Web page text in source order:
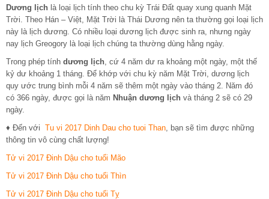
Dương lịch là loại lịch tính theo chu kỳ Trái Đất quay xung quanh Mặt
Trời. Theo Hán – Việt, Mặt Trời là Thái Dương nên ta thường gọi loại lịch
này là lịch dương. Có nhiều loại dương lịch được sinh ra, nhưng ngày
nay lịch Greogory là loại lịch chúng ta thường dùng hằng ngày.
Trong phép tính dương lịch , cứ 4 năm dư ra khoảng một ngày, một thế
kỷ dư khoảng 1 tháng. Để khớp với chu kỳ năm Mặt Trời, dương lịch
quy ước trung bình mỗi 4 năm sẽ thêm một ngày vào tháng 2. Năm đó
có 366 ngày, được gọi là năm Nhuận dương lịch và tháng 2 sẽ có 29
ngày.
♦ Đến với Tu vi 2017 Dinh Dau cho tuoi Than , bạn sẽ tìm được những
thông tin vô cùng chất lượng!
Tử vi 2017 Đinh Dậu cho tuổi Mão
Tử vi 2017 Đinh Dậu cho tuổi Thìn
Tử vi 2017 Đinh Dậu cho tuổi Tỵ